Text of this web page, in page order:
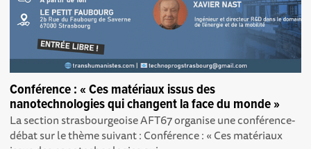
Conférence : « Ces matériaux issus des
nanotechnologies qui changent la face du monde »
La section strasbourgeoise AFT67 organise une conférence-
débat sur le thème suivant : Conférence : « Ces matériaux